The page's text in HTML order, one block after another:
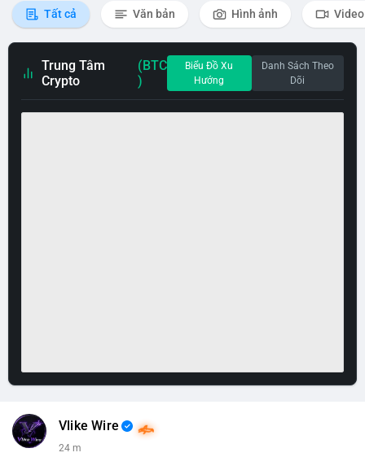
Tất cả Văn bản Hình ảnh Video
Trung Tâm
Crypto
(BTC
)
Biểu Đồ Xu
Hướng
Danh Sách Theo
Dõi
Vlike Wire
24 m